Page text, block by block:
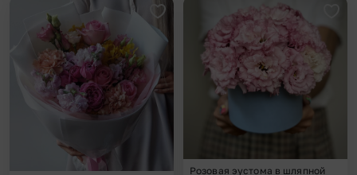
Добавить в избранное
Розовая эустома в шляпной